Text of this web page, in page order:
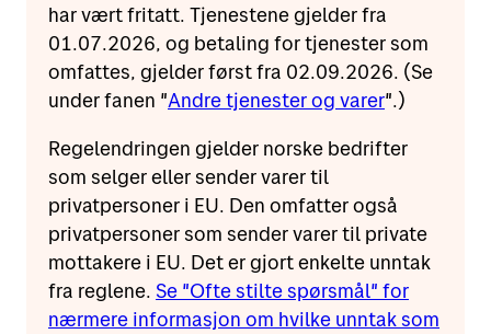
har vært fritatt. Tjenestene gjelder fra
01.07.2026, og betaling for tjenester som
omfattes, gjelder først fra 02.09.2026. (Se
under fanen "Andre tjenester og varer".)
Regelendringen gjelder norske bedrifter
som selger eller sender varer til
privatpersoner i EU. Den omfatter også
privatpersoner som sender varer til private
mottakere i EU. Det er gjort enkelte unntak
fra reglene. Se "Ofte stilte spørsmål" for
nærmere informasjon om hvilke unntak som